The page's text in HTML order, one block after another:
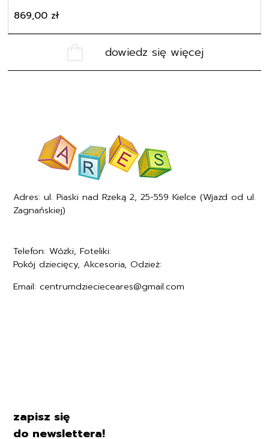
869,00 zł
dowiedz się więcej
Adres: ul. Piaski nad Rzeką 2, 25-559 Kielce (Wjazd od ul.
Zagnańskiej)
Telefon: Wózki, Foteliki:
Pokój dziecięcy, Akcesoria, Odzież:
Email: centrumdziecieceares@gmail.com
zapisz się
do newslettera!